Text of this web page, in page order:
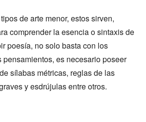
de arte menor, estos sirven,
comprender la esencia o sintaxis de
poesía, no solo basta con los
pensamientos, es necesario poseer
sílabas métricas, reglas de las
y esdrújulas entre otros.